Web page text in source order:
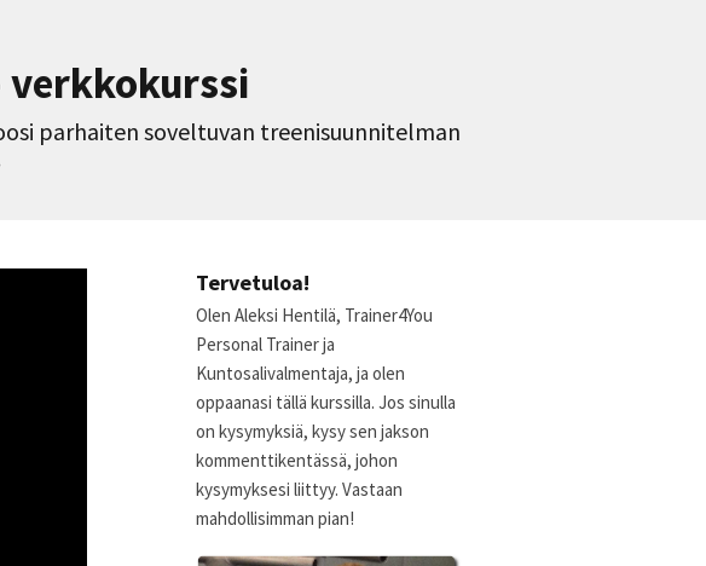
verkkokurssi
parhaiten soveltuvan treenisuunnitelman
Tervetuloa!
Olen Aleksi Hentilä, Trainer4You
Personal Trainer ja
Kuntosalivalmentaja, ja olen
oppaanasi tällä kurssilla. Jos sinulla
on kysymyksiä, kysy sen jakson
kommenttikentässä, johon
kysymyksesi liittyy. Vastaan
mahdollisimman pian!